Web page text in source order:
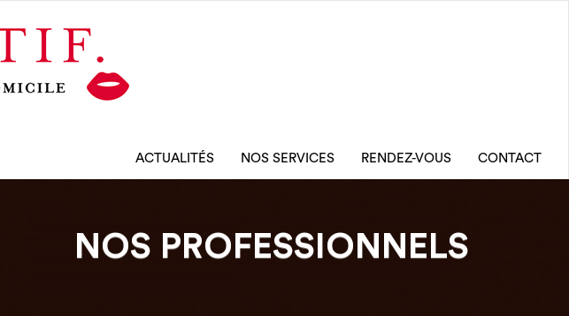
ACTUALITÉS NOS SERVICES RENDEZ-VOUS CONTACT
NOS PROFESSIONNELS